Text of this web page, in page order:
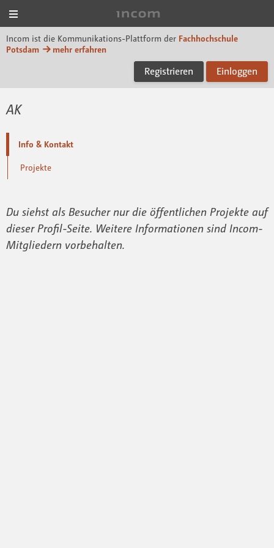
Incom ist die Kommunikations-Plattform der Fachhochschule
Potsdam
mehr erfahren
Registrieren Einloggen
AK
Info & Kontakt
Projekte
Du siehst als Besucher nur die öffentlichen Projekte auf
dieser Profil-Seite. Weitere Informationen sind Incom-
Mitgliedern vorbehalten.